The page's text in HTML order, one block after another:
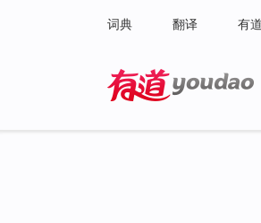
词典 翻译 有